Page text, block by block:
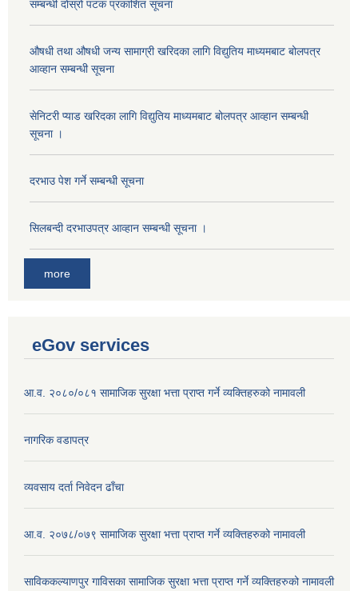
सम्बन्धी दोस्रो पटक प्रकाशित सूचना
औषधी तथा औषधी जन्य सामाग्री खरिदका लागि विद्युतिय माध्यमबाट बोलपत्र
आव्हान सम्बन्धी सूचना
सेनिटरी प्याड खरिदका लागि विद्युतिय माध्यमबाट बोलपत्र आव्हान सम्बन्धी
सूचना ।
दरभाउ पेश गर्ने सम्बन्धी सूचना
सिलबन्दी दरभाउपत्र आव्हान सम्बन्धी सूचना ।
more
eGov services
आ.व. २०८०/०८१ सामाजिक सुरक्षा भत्ता प्राप्त गर्ने व्यक्तिहरुको नामावली
नागरिक वडापत्र
व्यवसाय दर्ता निवेदन ढाँचा
आ.व. २०७८/०७९ सामाजिक सुरक्षा भत्ता प्राप्त गर्ने व्यक्तिहरुको नामावली
साविककल्याणपुर गाविसका सामाजिक सुरक्षा भत्ता प्राप्त गर्ने व्यक्तिहरुको नामावली